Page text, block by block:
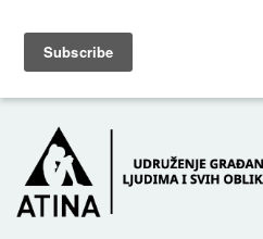
POČETNA O NAMA